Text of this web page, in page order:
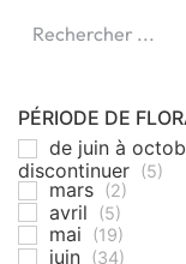
PÉRIODE DE
de juin à
discontinuer (5)
mars (2)
avril (5)
mai (19)
juin (34)